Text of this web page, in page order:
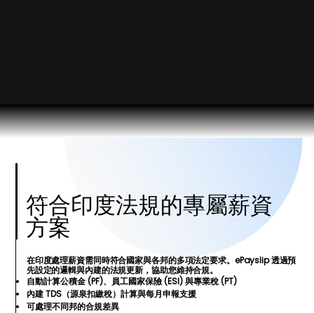
符合印度法規的專屬薪資
方案
在印度處理薪資需同時符合國家與各邦的多項法定要求。ePayslip 透過預
先設定的邏輯與內建的法規更新，協助您維持合規。
自動計算公積金 (PF)、員工國家保險 (ESI) 與專業稅 (PT)
內建 TDS（源泉扣繳稅）計算與每月申報支援
可處理不同邦的合規差異